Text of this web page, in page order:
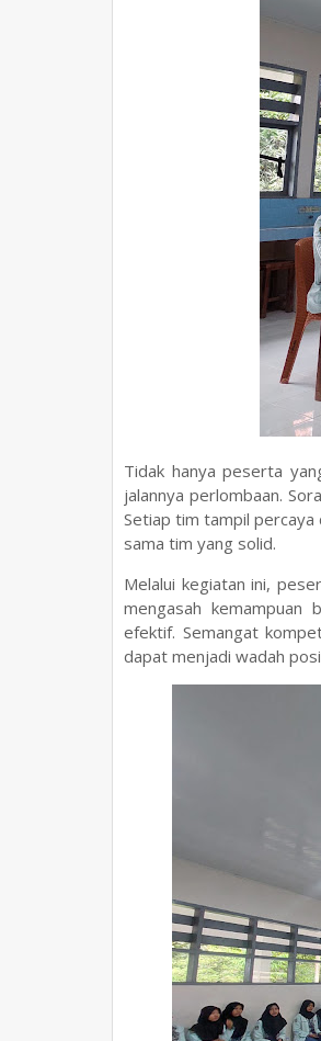
Tidak hanya peserta
jalannya perlombaan.
Setiap tim tampil
sama tim yang solid.
Melalui kegiatan ini,
mengasah kemampuan
efektif. Semangat
dapat menjadi wadah